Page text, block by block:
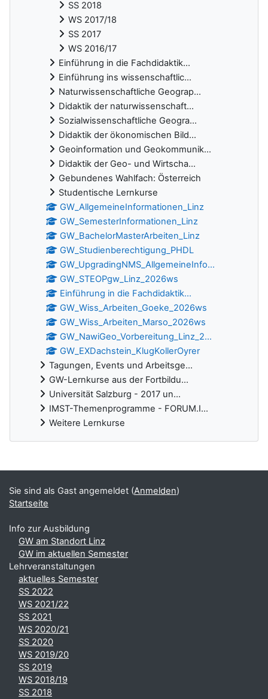
SS 2018
WS 2017/18
SS 2017
WS 2016/17
Einführung in die Fachdidaktik...
Einführung ins wissenschaftlic...
Naturwissenschaftliche Geograp...
Didaktik der naturwissenschaft...
Sozialwissenschaftliche Geogra...
Didaktik der ökonomischen Bild...
Geoinformation und Geokommunik...
Didaktik der Geo- und Wirtscha...
Gebundenes Wahlfach: Österreich
Studentische Lernkurse
GW_AllgemeineInformationen_Linz
GW_SemesterInformationen_Linz
GW_BachelorMasterArbeiten_Linz
GW_Studienberechtigung_PHDL
GW_UpgradingNMS_AllgemeineInfo...
GW_STEOPgw_Linz_2026ws
Einführung in die Fachdidaktik...
GW_Wiss_Arbeiten_Goeke_2026ws
GW_Wiss_Arbeiten_Marso_2026ws
GW_NawiGeo_Vorbereitung_Linz_2...
GW_EXDachstein_KlugKollerOyrer
Tagungen, Events und Arbeitsge...
GW-Lernkurse aus der Fortbildu...
Universität Salzburg - 2017 un...
IMST-Themenprogramme - FORUM.I...
Weitere Lernkurse
Ergänzungsblöcke
Sie sind als Gast angemeldet (Anmelden)
Startseite
Info zur Ausbildung
GW am Standort Linz
GW im aktuellen Semester
Lehrveranstaltungen
aktuelles Semester
SS 2022
WS 2021/22
SS 2021
WS 2020/21
SS 2020
WS 2019/20
SS 2019
WS 2018/19
SS 2018